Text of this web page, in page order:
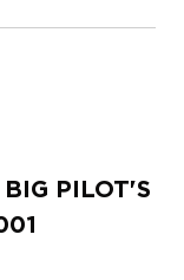
BIG PILOT'S